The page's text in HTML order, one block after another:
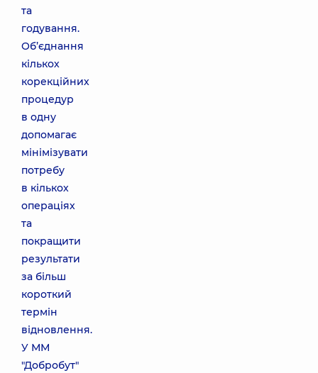
та
годування.
Об’єднання
кількох
корекційних
процедур
в одну
допомагає
мінімізувати
потребу
в кількох
операціях
та
покращити
результати
за більш
короткий
термін
відновлення.
У ММ
"Добробут"